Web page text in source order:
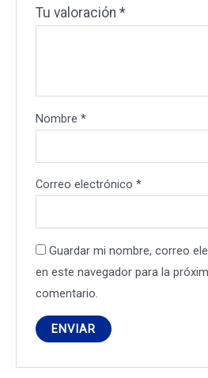
Tu valoración*
Nombre*
Correo electrónico*
Guardar mi nombre, correo
en este navegador para la
comentario.